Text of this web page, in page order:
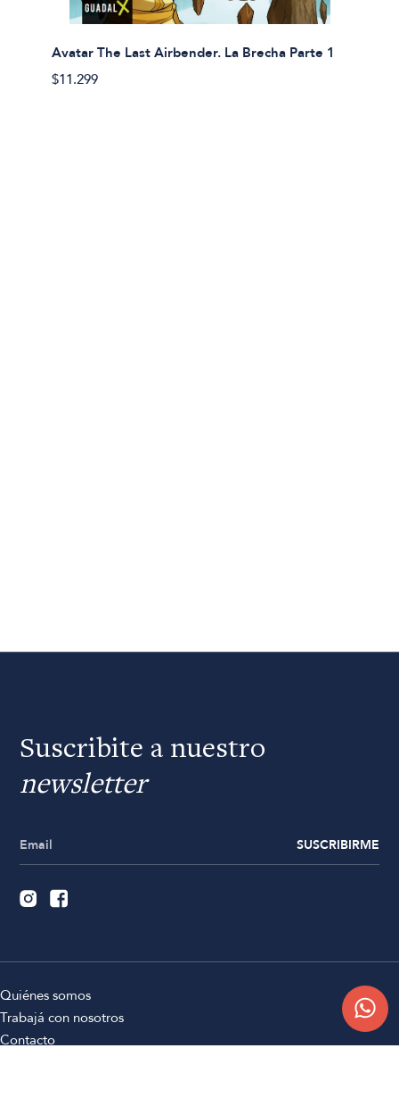
Avatar The Last Airbender. La Brecha Parte 1
$11.299
Suscribite a nuestro
newsletter
SUSCRIBIRME
Quiénes somos
Trabajá con nosotros
Contacto